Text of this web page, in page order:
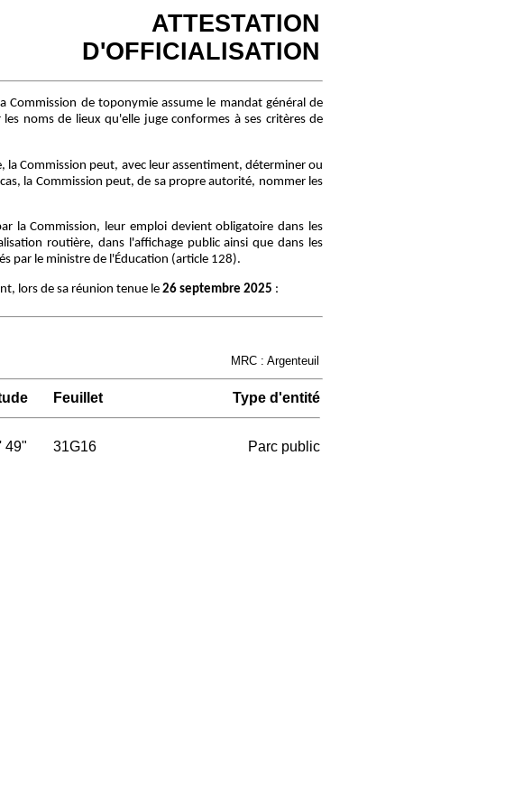
ATTESTATION
D'OFFICIALISATION
Commission de toponymie assume le mandat général de
noms de lieux qu'elle juge conformes à ses critères de
Commission peut, avec leur assentiment, déterminer ou
la Commission peut, de sa propre autorité, nommer les
la Commission, leur emploi devient obligatoire dans les
routière, dans l'affichage public ainsi que dans les
par le ministre de l'Éducation (article 128).
lors de sa réunion tenue le 26 septembre 2025 :
MRC : Argenteuil
Feuillet Type d'entité
49" 31G16 Parc public